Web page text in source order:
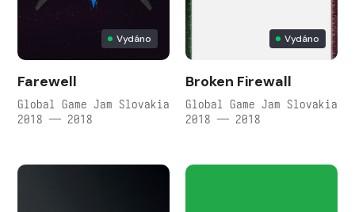
Vydáno
Farewell
Global Game Jam Slovakia
2018 — 2018
Vydáno
Broken Firewall
Global Game Jam Slovakia
2018 — 2018